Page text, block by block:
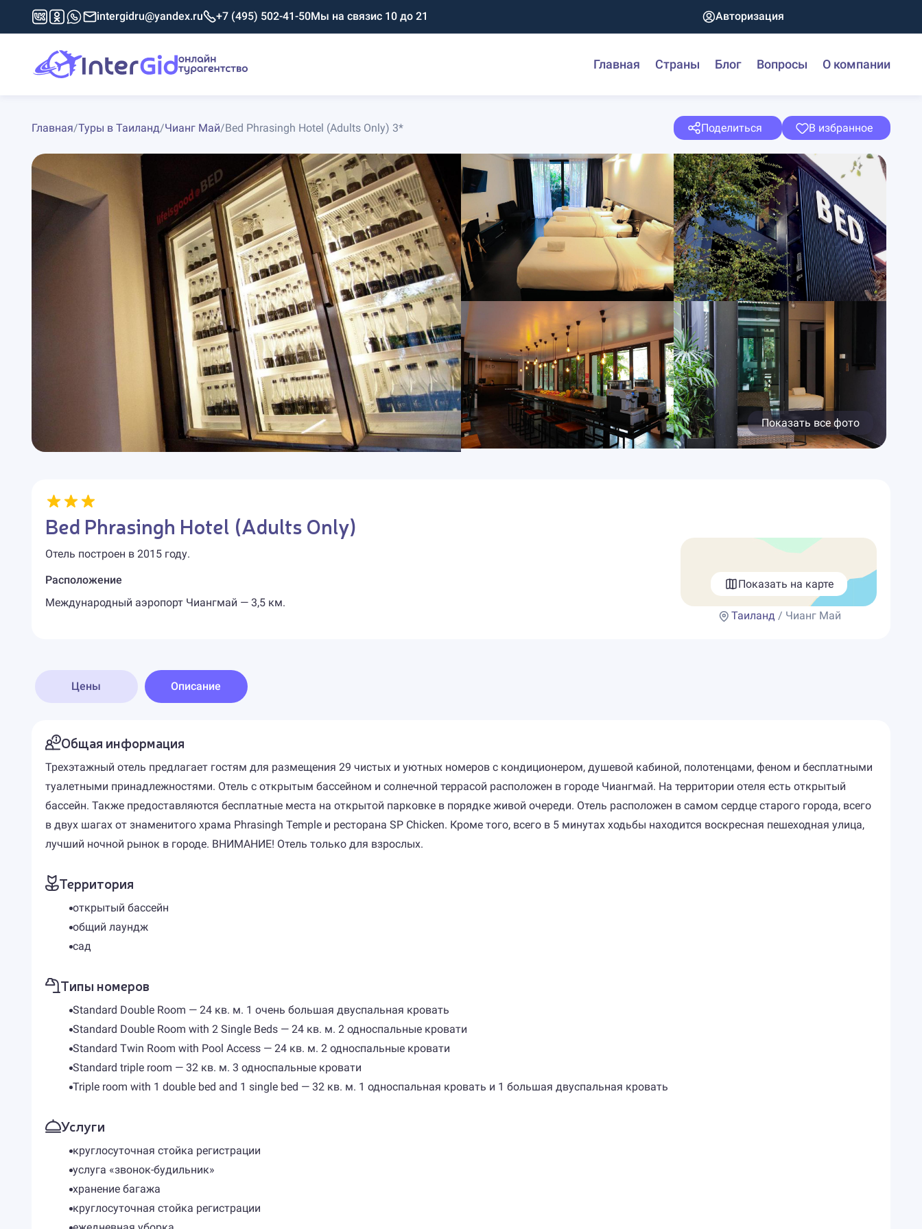
intergidru@yandex.ru +7 (495) 502-41-50Мы на связис 10 до 21 Авторизация
Главная Страны Блог Вопросы О компании
Главная/Туры в Таиланд/Чианг Май/Bed Phrasingh Hotel (Adults Only) 3* Поделиться В избранное
Показать все фото
Bed Phrasingh Hotel (Adults Only)
Отель построен в 2015 году.
Расположение
Международный аэропорт Чиангмай — 3,5 км.
Показать на карте
Таиланд/ Чианг Май
Цены Описание
Общая информация
Трехэтажный отель предлагает гостям для размещения 29 чистых и уютных номеров с кондиционером, душевой кабиной, полотенцами, феном и бесплатными
туалетными принадлежностями. Отель с открытым бассейном и солнечной террасой расположен в городе Чиангмай. На территории отеля есть открытый
бассейн. Также предоставляются бесплатные места на открытой парковке в порядке живой очереди. Отель расположен в самом сердце старого города, всего
в двух шагах от знаменитого храма Phrasingh Temple и ресторана SP Chicken. Кроме того, всего в 5 минутах ходьбы находится воскресная пешеходная улица,
лучший ночной рынок в городе. ВНИМАНИЕ! Отель только для взрослых.
Территория
открытый бассейн
общий лаундж
сад
Типы номеров
Standard Double Room — 24 кв. м. 1 очень большая двуспальная кровать
Standard Double Room with 2 Single Beds — 24 кв. м. 2 односпальные кровати
Standard Twin Room with Pool Access — 24 кв. м. 2 односпальные кровати
Standard triple room — 32 кв. м. 3 односпальные кровати
Triple room with 1 double bed and 1 single bed — 32 кв. м. 1 односпальная кровать и 1 большая двуспальная кровать
Услуги
круглосуточная стойка регистрации
услуга «звонок-будильник»
хранение багажа
круглосуточная стойка регистрации